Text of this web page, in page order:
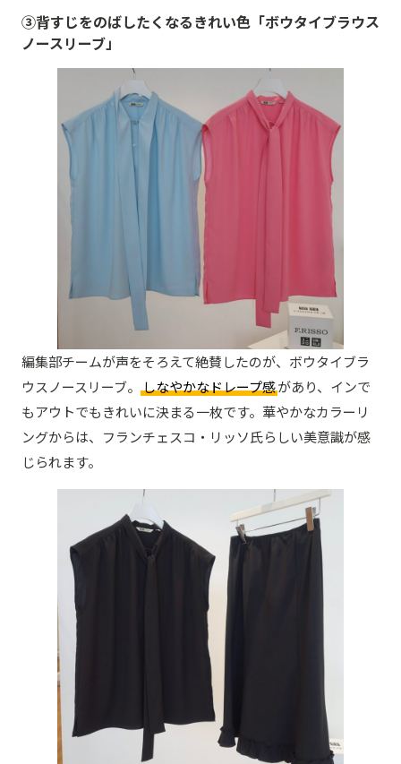
③背すじをのばしたくなるきれい色「ボウタイブラウス
ノースリーブ」
編集部チームが声をそろえて絶賛したのが、ボウタイブラ
ウスノースリーブ。 しなやかなドレープ感があり、インで
もアウトでもきれいに決まる一枚です。華やかなカラーリ
ングからは、フランチェスコ・リッソ氏らしい美意識が感
じられます。